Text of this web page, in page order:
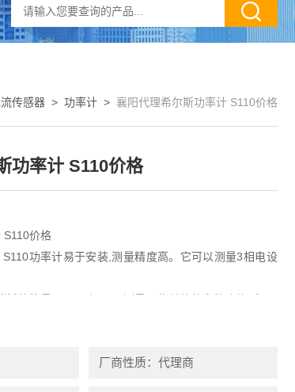
传感器 > 功率计 > 襄阳代理希尔斯功率计 S110价格
功率计 S110价格
S110价格
功率计易于安装,测量精度高。它可以测量3相电设
厂商性质：代理商